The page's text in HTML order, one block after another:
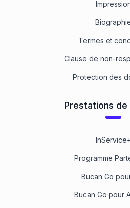
Termes et
Clause de non-
Protection des
Prestations
Programme
Bucan Go
Bucan Go pour